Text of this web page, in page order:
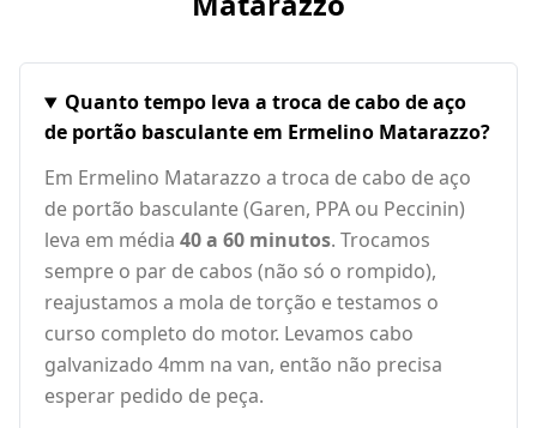
Quanto tempo leva a troca de cabo de aço
de portão basculante em Ermelino Matarazzo?
Em Ermelino Matarazzo a troca de cabo de aço
de portão basculante (Garen, PPA ou Peccinin)
leva em média 40 a 60 minutos. Trocamos
sempre o par de cabos (não só o rompido),
reajustamos a mola de torção e testamos o
curso completo do motor. Levamos cabo
galvanizado 4mm na van, então não precisa
esperar pedido de peça.